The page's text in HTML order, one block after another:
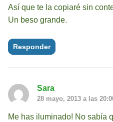
Así que te la copiaré sin
Un beso grande.
Responder
Sara
28 mayo, 2013 a las
Me has iluminado! No sabía